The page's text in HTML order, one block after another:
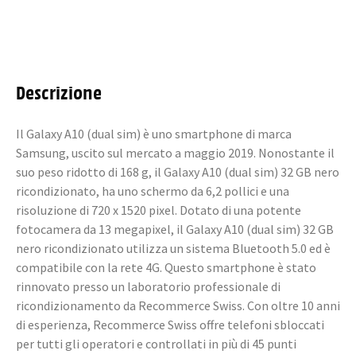
Descrizione
Il Galaxy A10 (dual sim) è uno smartphone di marca
Samsung, uscito sul mercato a maggio 2019. Nonostante il
suo peso ridotto di 168 g, il Galaxy A10 (dual sim) 32 GB nero
ricondizionato, ha uno schermo da 6,2 pollici e una
risoluzione di 720 x 1520 pixel. Dotato di una potente
fotocamera da 13 megapixel, il Galaxy A10 (dual sim) 32 GB
nero ricondizionato utilizza un sistema Bluetooth 5.0 ed è
compatibile con la rete 4G. Questo smartphone è stato
rinnovato presso un laboratorio professionale di
ricondizionamento da Recommerce Swiss. Con oltre 10 anni
di esperienza, Recommerce Swiss offre telefoni sbloccati
per tutti gli operatori e controllati in più di 45 punti